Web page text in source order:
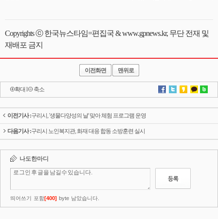
Copyrights ⓒ 한국뉴스타임=편집국 & www.gpnews.kr, 무단 전재 및
재배포 금지
이전화면 맨위로
확대l 축소
이전기사 :구리시, '생물다양성의 날' 맞아 체험 프로그램 운영
다음기사 :구리시 노인복지관, 화재 대응 합동 소방훈련 실시